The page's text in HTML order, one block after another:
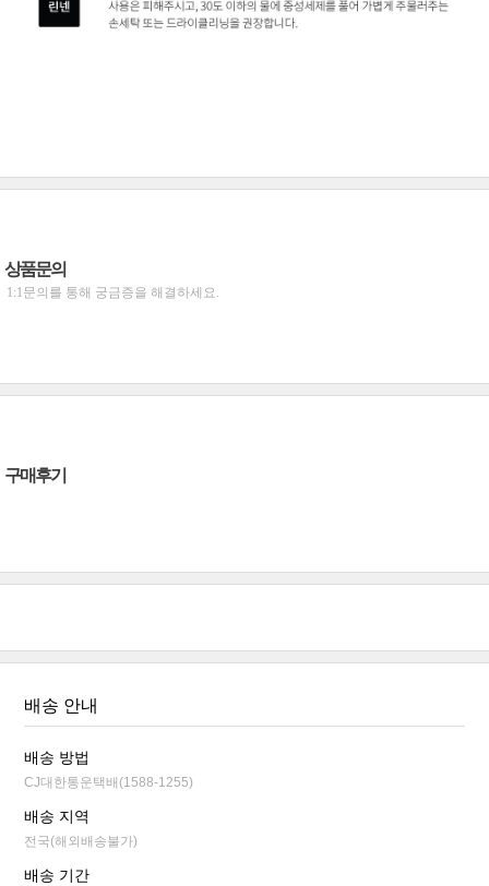
상품문의
1:1문의를 통해 궁금증을 해결하세요.
구매후기
배송 안내
배송 방법
CJ대한통운택배(1588-1255)
배송 지역
전국(해외배송불가)
배송 기간